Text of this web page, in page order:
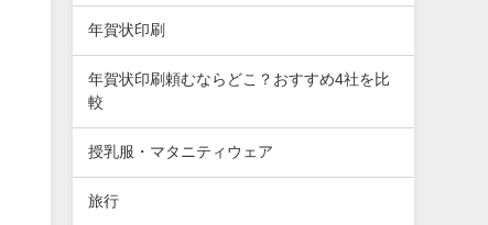
年賀状印刷
年賀状印刷頼むならどこ？おすすめ4社を比
較
授乳服・マタニティウェア
旅行